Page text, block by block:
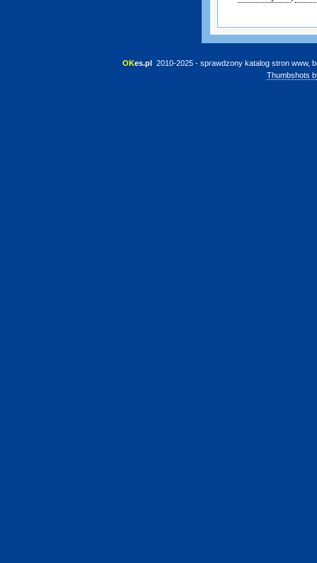
OKes.pl 2010-2025 - sprawdzony katalog stron www,
Thumbshots